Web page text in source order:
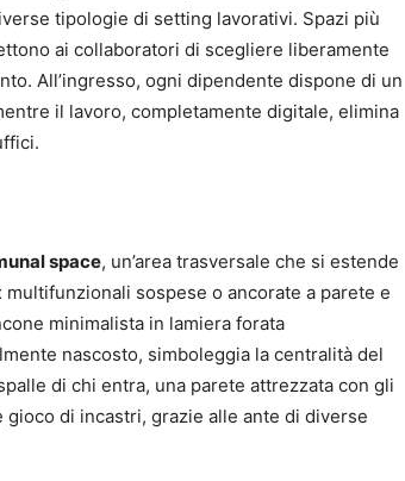
tipologie di setting lavorativi. Spazi più
ai collaboratori di scegliere liberamente
All’ingresso, ogni dipendente dispone di un
il lavoro, completamente digitale, elimina
space, un’area trasversale che si estende
multifunzionali sospese o ancorate a parete e
minimalista in lamiera forata
nascosto, simboleggia la centralità del
di chi entra, una parete attrezzata con gli
di incastri, grazie alle ante di diverse